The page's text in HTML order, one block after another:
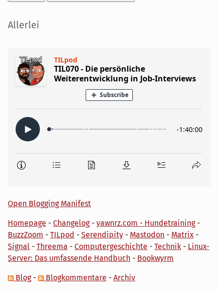
Seitenleiste
Allerlei
Open Blogging Manifest
Homepage - Changelog- yawnrz.com - Hundetraining-
BuzzZoom - TILpod - Serendipity - Mastodon - Matrix -
Signal - Threema - Computergeschichte - Technik - Linux-
Server: Das umfassende Handbuch - Bookwyrm
Blog- Blogkommentare - Archiv